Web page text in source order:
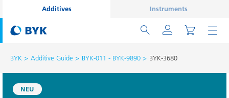
Additives Instruments
BYK Additive Guide BYK-011 - BYK-9890 BYK-3680
NEU